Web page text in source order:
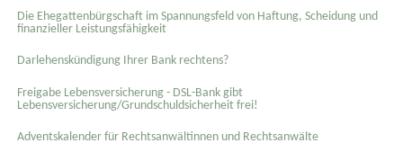
Die Ehegattenbürgschaft im Spannungsfeld von Haftung, Scheidung und
finanzieller Leistungsfähigkeit
Darlehenskündigung Ihrer Bank rechtens?
Freigabe Lebensversicherung - DSL-Bank gibt
Lebensversicherung/Grundschuldsicherheit frei!
Adventskalender für Rechtsanwältinnen und Rechtsanwälte